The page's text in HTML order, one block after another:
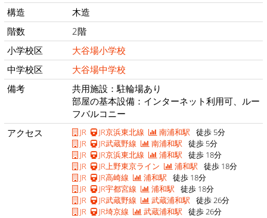
構造
木造
階数
2階
小学校区
大谷場小学校
中学校区
大谷場中学校
備考
共用施設：駐輪場あり
部屋の基本設備：インターネット利用可、ルー
フバルコニー
アクセス
JR JR京浜東北線 南浦和駅 徒歩 5分
JR
JR武蔵野線 南浦和駅 徒歩 5分
JR
JR京浜東北線 浦和駅 徒歩 18分
JR
JR上野東京ライン 浦和駅 徒歩 18分
JR
JR高崎線 浦和駅 徒歩 18分
JR
JR宇都宮線 浦和駅 徒歩 18分
JR
JR武蔵野線 武蔵浦和駅 徒歩 26分
JR
JR埼京線 武蔵浦和駅 徒歩 26分